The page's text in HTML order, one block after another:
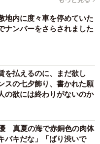
地内に度々車を停めていた
ナンバーをさらされました
を払えるのに、まだ欲し
スの七夕飾り、書かれた願
欲には終わりがないのか
真夏の海で赤銅色の肉体
キだな」「ばり渋いで